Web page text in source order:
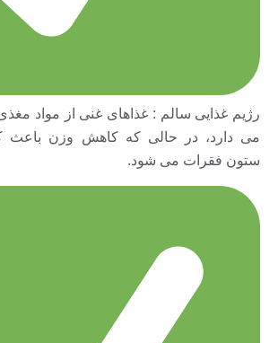
رژیم غذايی سالم : غذاهای غنی از مواد
مى دارد، در حالی که کاهش وزن
ستون فقرات می شود.